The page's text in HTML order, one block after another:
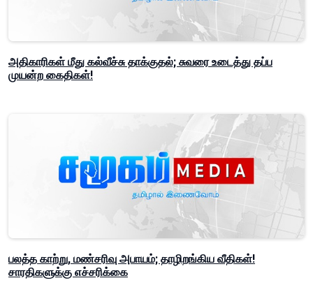
அதிகாரிகள் மீது கல்வீச்சு தாக்குதல்; சுவரை உடைத்து தப்ப
முயன்ற கைதிகள்!
பலத்த காற்று, மண்சரிவு அபாயம்; தாழிறங்கிய வீதிகள்!
சாரதிகளுக்கு எச்சரிக்கை